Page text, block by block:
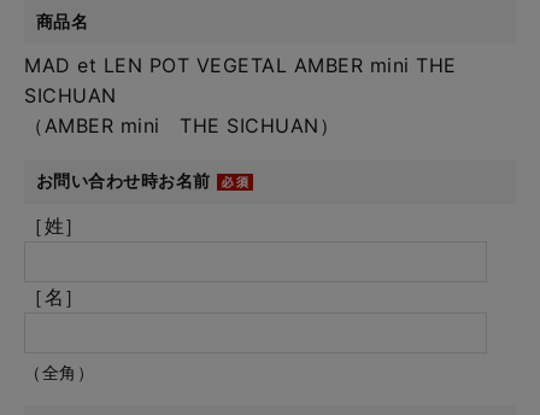
商品名
MAD et LEN POT VEGETAL AMBER mini THE
SICHUAN
（AMBER mini THE SICHUAN）
お問い合わせ時お名前
［姓］
［名］
（全角）